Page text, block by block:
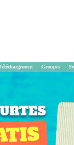
Groupes